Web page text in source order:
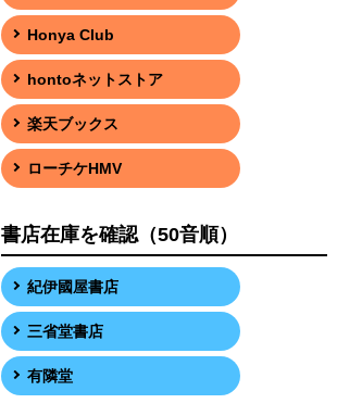
Honya Club
hontoネットストア
楽天ブックス
ローチケHMV
書店在庫を確認（50音順）
紀伊國屋書店
三省堂書店
有隣堂